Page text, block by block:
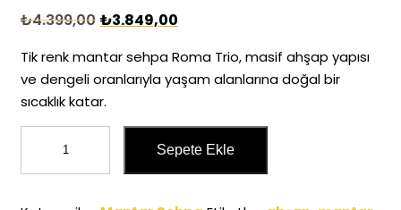
₺4.399,00 ₺3.849,00
Tik renk mantar sehpa Roma Trio, masif ahşap yapısı
ve dengeli oranlarıyla yaşam alanlarına doğal bir
sıcaklık katar.
Sepete Ekle